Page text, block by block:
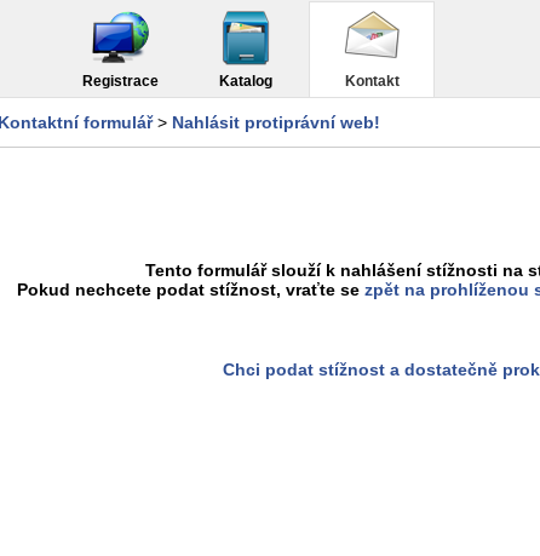
Registrace Katalog Kontakt
Kontaktní formulář> Nahlásit protiprávní web!
Tento formulář slouží k nahlášení stížnosti na
Pokud nechcete podat stížnost, vraťte se zpět na prohlíženou
Chci podat stížnost a dostatečně